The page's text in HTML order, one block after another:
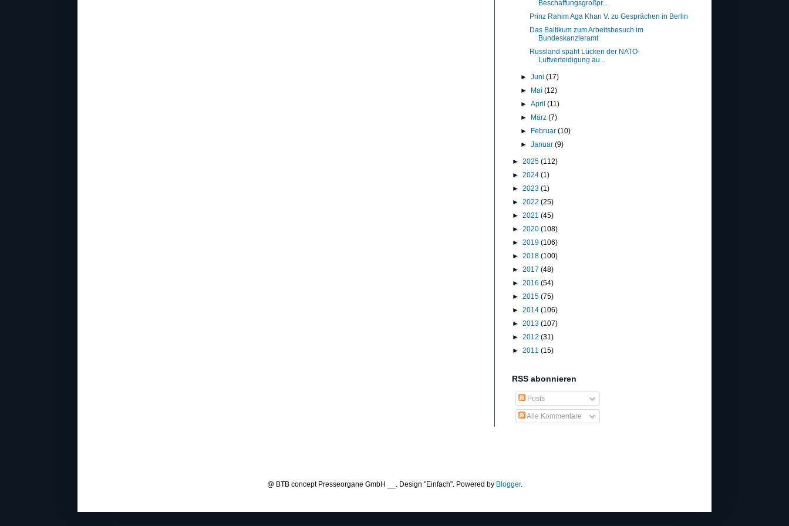
Beschaffungsgroßpr...
Prinz Rahim Aga Khan V. zu Gesprächen in Berlin
Das Baltikum zum Arbeitsbesuch im
Bundeskanzleramt
Russland späht Lücken der NATO-
Luftverteidigung au...
►Juni(17)
► Mai(12)
►April(11)
► März(7)
► Februar(10)
►Januar(9)
► 2025 (112)
► 2024 (1)
► 2023 (1)
► 2022 (25)
► 2021 (45)
► 2020 (108)
► 2019 (106)
► 2018 (100)
► 2017 (48)
► 2016 (54)
► 2015 (75)
► 2014 (106)
► 2013 (107)
► 2012 (31)
► 2011 (15)
RSS abonnieren
Posts
Alle Kommentare
@ BTB concept Presseorgane GmbH __. Design "Einfach". Powered by Blogger.